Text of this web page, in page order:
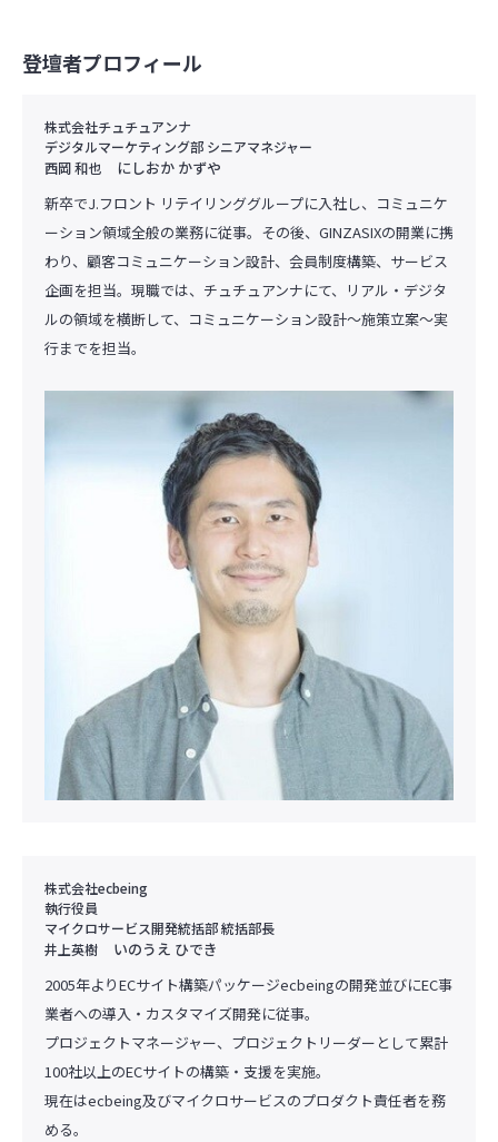
登壇者プロフィール
株式会社チュチュアンナ
デジタルマーケティング部 シニアマネジャー
西岡 和也
にしおか かずや
新卒でJ.フロント リテイリンググループに入社し、コミュニケ
ーション領域全般の業務に従事。その後、GINZASIXの開業に携
わり、顧客コミュニケーション設計、会員制度構築、サービス
企画を担当。現職では、チュチュアンナにて、リアル・デジタ
ルの領域を横断して、コミュニケーション設計～施策立案～実
行までを担当。
株式会社ecbeing
執行役員
マイクロサービス開発統括部 統括部長
井上英樹
いのうえ ひでき
2005年よりECサイト構築パッケージecbeingの開発並びにEC事
業者への導入・カスタマイズ開発に従事。
プロジェクトマネージャー、プロジェクトリーダーとして累計
100社以上のECサイトの構築・支援を実施。
現在はecbeing及びマイクロサービスのプロダクト責任者を務
める。